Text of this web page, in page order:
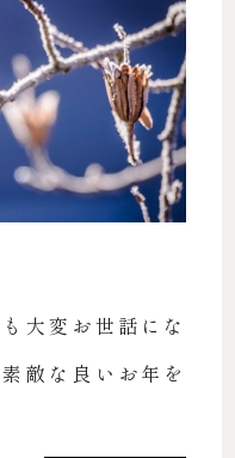
大変お世話にな
敵な良いお年を